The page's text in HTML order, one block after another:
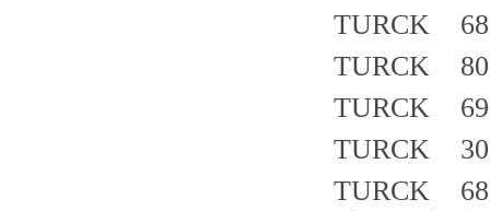
TURCK
TURCK
TURCK
TURCK
TURCK